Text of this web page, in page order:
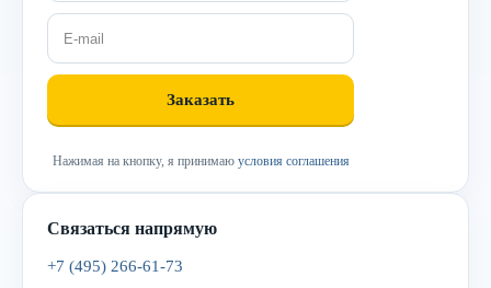
Нажимая на кнопку, я принимаю условия соглашения
Связаться напрямую
+7 (495) 266-61-73